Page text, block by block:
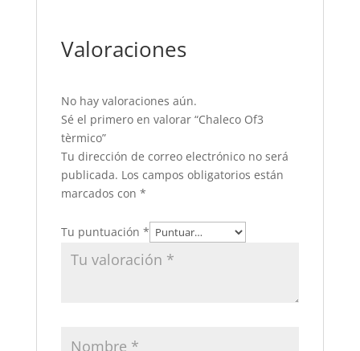
Valoraciones
No hay valoraciones aún.
Sé el primero en valorar “Chaleco Of3
tèrmico”
Tu dirección de correo electrónico no será
publicada. Los campos obligatorios están
marcados con *
Tu puntuación *